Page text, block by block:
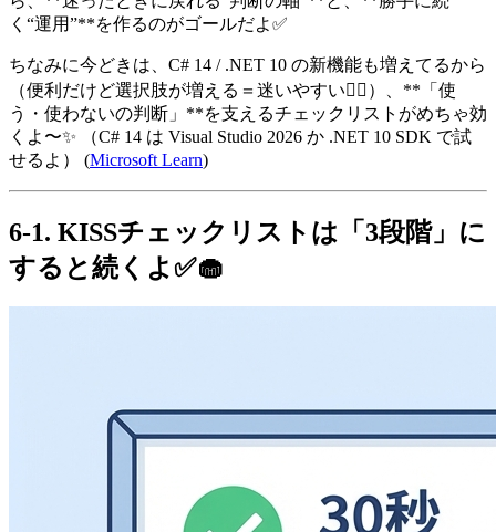
く“運用”**を作るのがゴールだよ✅
ちなみに今どきは、C# 14 / .NET 10 の新機能も増えてるから
（便利だけど選択肢が増える＝迷いやすい😵‍💫）、**「使
う・使わないの判断」**を支えるチェックリストがめちゃ効
くよ〜✨ （C# 14 は Visual Studio 2026 か .NET 10 SDK で試
せるよ） (Microsoft Learn)
6-1. KISSチェックリストは「3段階」に
すると続くよ✅🧁